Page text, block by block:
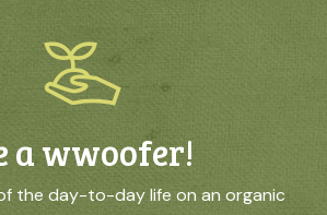
a wwoofer!
the day-to-day life on an organic